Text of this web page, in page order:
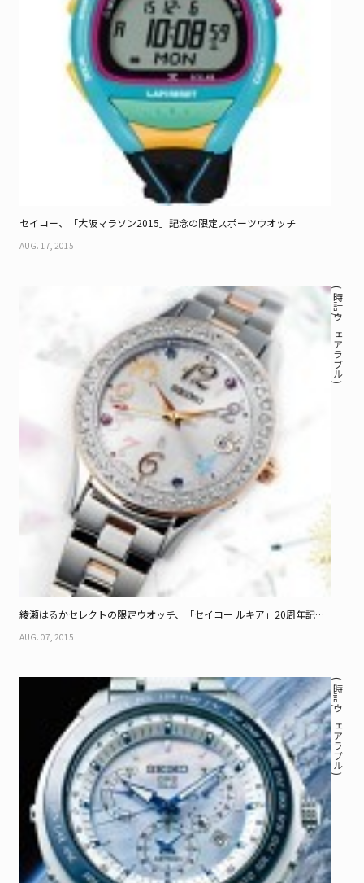
セイコー、「大阪マラソン2015」記念の限定スポーツウオッチ
AUG. 17, 2015
綾瀬はるかセレクトの限定ウオッチ、「セイコー ルキア」20周年記念
AUG. 07, 2015
( 時計 / ウェアラブル )
( 時計 / ウェアラブル )